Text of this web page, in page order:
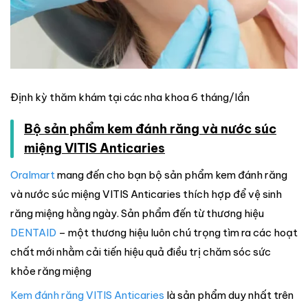
Định kỳ thăm khám tại các nha khoa 6 tháng/lần
Bộ sản phẩm kem đánh răng và nước súc
miệng VITIS Anticaries
Oralmart mang đến cho bạn bộ sản phẩm kem đánh răng
và nước súc miệng VITIS Anticaries thích hợp để vệ sinh
răng miệng hằng ngày. Sản phẩm đến từ thương hiệu
DENTAID – một thương hiệu luôn chú trọng tìm ra các hoạt
chất mới nhằm cải tiến hiệu quả điều trị chăm sóc sức
khỏe răng miệng
Kem đánh răng VITIS Anticaries là sản phẩm duy nhất trên